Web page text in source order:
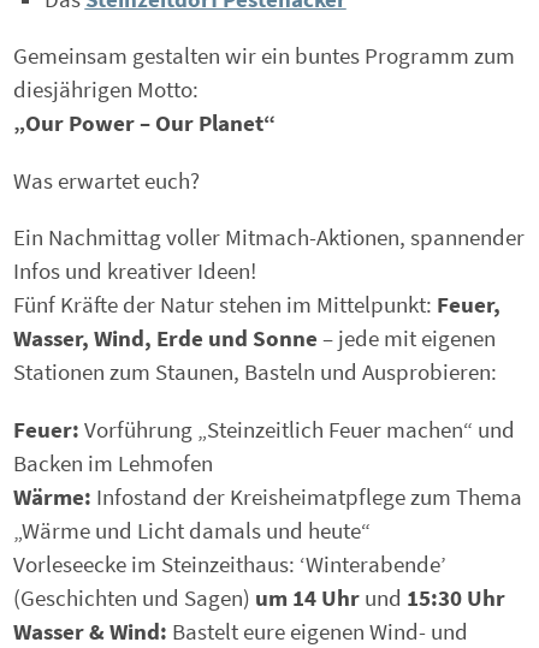
Gemeinsam gestalten wir ein buntes Programm zum
diesjährigen Motto:
„Our Power – Our Planet“
Was erwartet euch?
Ein Nachmittag voller Mitmach-Aktionen, spannender
Infos und kreativer Ideen!
Fünf Kräfte der Natur stehen im Mittelpunkt: Feuer,
Wasser, Wind, Erde und Sonne – jede mit eigenen
Stationen zum Staunen, Basteln und Ausprobieren:
Feuer: Vorführung „Steinzeitlich Feuer machen“ und
Backen im Lehmofen
Wärme: Infostand der Kreisheimatpflege zum Thema
„Wärme und Licht damals und heute“
Vorleseecke im Steinzeithaus: ‘Winterabende’
(Geschichten und Sagen) um 14 Uhr und 15:30 Uhr
Wasser & Wind: Bastelt eure eigenen Wind- und